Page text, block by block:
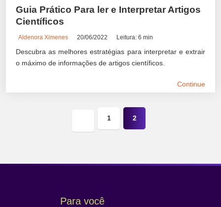
Guia Prático Para ler e Interpretar Artigos
Científicos
Aldenora Ximenes 20/06/2022 Leitura: 6 min
Descubra as melhores estratégias para interpretar e extrair
o máximo de informações de artigos científicos.
Continue
Página
1 2
Para você